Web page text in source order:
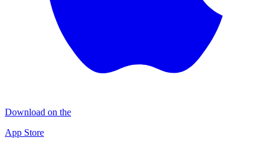
Download on the
App Store